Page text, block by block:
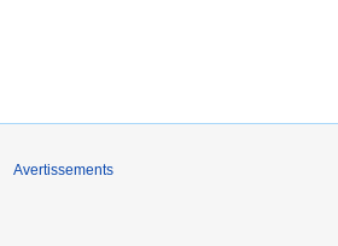
Avertissements